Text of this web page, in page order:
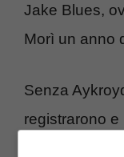
Jake Blues,
Morì un anno
Senza
registrarono
Live in